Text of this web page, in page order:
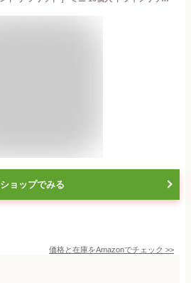
ショップでみる
価格と在庫をAmazonでチェック >>